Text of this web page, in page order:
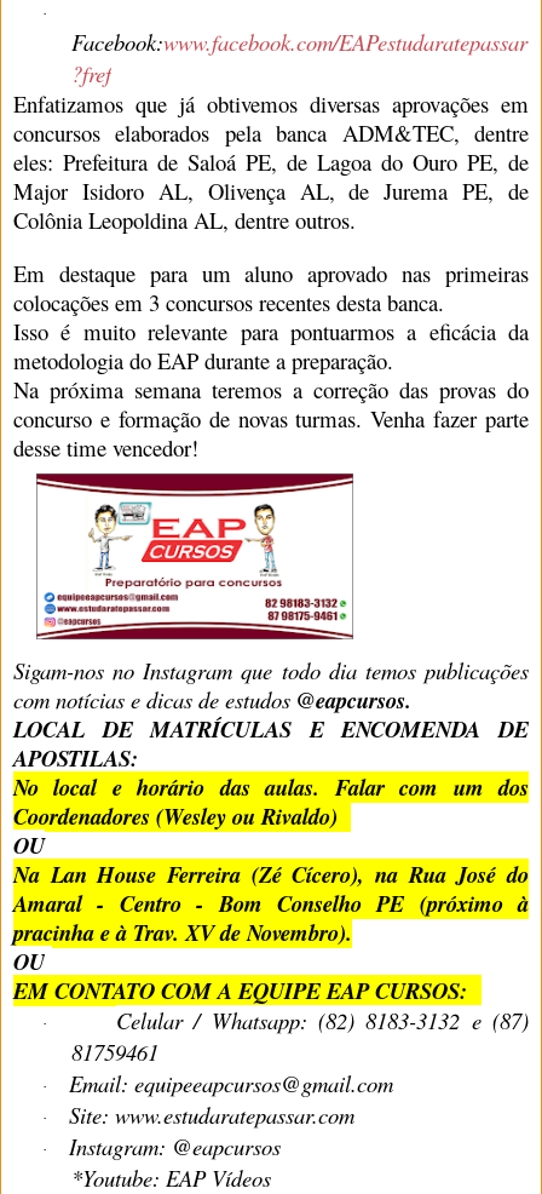
·
Facebook:www.facebook.com/EAPestudaratepassar
?fref
Enfatizamos que já obtivemos diversas aprovações em
concursos elaborados pela banca ADM&TEC, dentre
eles: Prefeitura de Saloá PE, de Lagoa do Ouro PE, de
Major Isidoro AL, Olivença AL, de Jurema PE, de
Colônia Leopoldina AL, dentre outros.
Em destaque para um aluno aprovado nas primeiras
colocações em 3 concursos recentes desta banca.
Isso é muito relevante para pontuarmos a eficácia da
metodologia do EAP durante a preparação.
Na próxima semana teremos a correção das provas do
concurso e formação de novas turmas. Venha fazer parte
desse time vencedor!
Sigam-nos no Instagram que todo dia temos publicações
com notícias e dicas de estudos @eapcursos.
LOCAL DE MATRÍCULAS E ENCOMENDA DE
APOSTILAS:
No local e horário das aulas. Falar com um dos
Coordenadores (Wesley ou Rivaldo)
OU
Na Lan House Ferreira (Zé Cícero), na Rua José do
Amaral - Centro - Bom Conselho PE (próximo à
pracinha e à Trav. XV de Novembro).
OU
EM CONTATO COM A EQUIPE EAP CURSOS:
·
Celular / Whatsapp: (82) 8183-3132 e (87)
81759461
· Email: equipeeapcursos@gmail.com
· Site: www.estudaratepassar.com
·
Instagram: @eapcursos
*Youtube: EAP Vídeos